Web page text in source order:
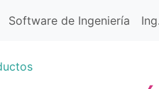
Software de Ingeniería